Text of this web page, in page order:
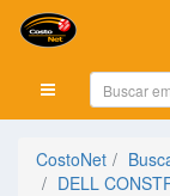
Mostrar menú
CostoNet
DELL